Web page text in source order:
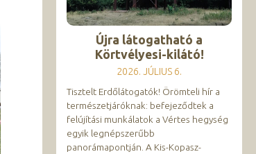
Újra látogatható a
Körtvélyesi-kilátó!
2026. JÚLIUS 6.
Tisztelt Erdőlátogatók! Örömteli hír a
természetjáróknak: befejeződtek a
felújítási munkálatok a Vértes hegység
egyik legnépszerűbb
panorámapontján. A Kis-Kopasz-